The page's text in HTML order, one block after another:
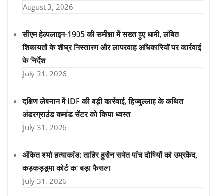
August 3, 2026
सीएम हेल्पलाइन-1905 की समीक्षा में सख्त हुए धामी, लंबित
शिकायतों के शीघ्र निस्तारण और लापरवाह अधिकारियों पर कार्रवाई
के निर्देश
July 31, 2026
दक्षिण लेबनान में IDF की बड़ी कार्रवाई, हिज्बुल्लाह के कथित
अंडरग्राउंड कमांड सेंटर को किया ध्वस्त
July 31, 2026
अंकित शर्मा हत्याकांड: ताहिर हुसैन समेत पांच दोषियों को उम्रकैद,
कड़कड़डूमा कोर्ट का बड़ा फैसला
July 31, 2026